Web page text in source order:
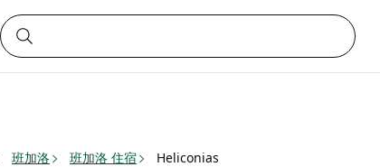
班加洛 班加洛 住宿 Heliconias